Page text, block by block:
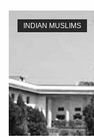
INDIAN MUSLIMS